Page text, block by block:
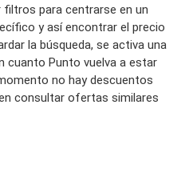
filtros para centrarse en un
y así encontrar el precio
la búsqueda, se activa una
cuanto Punto vuelva a estar
no hay descuentos
consultar ofertas similares